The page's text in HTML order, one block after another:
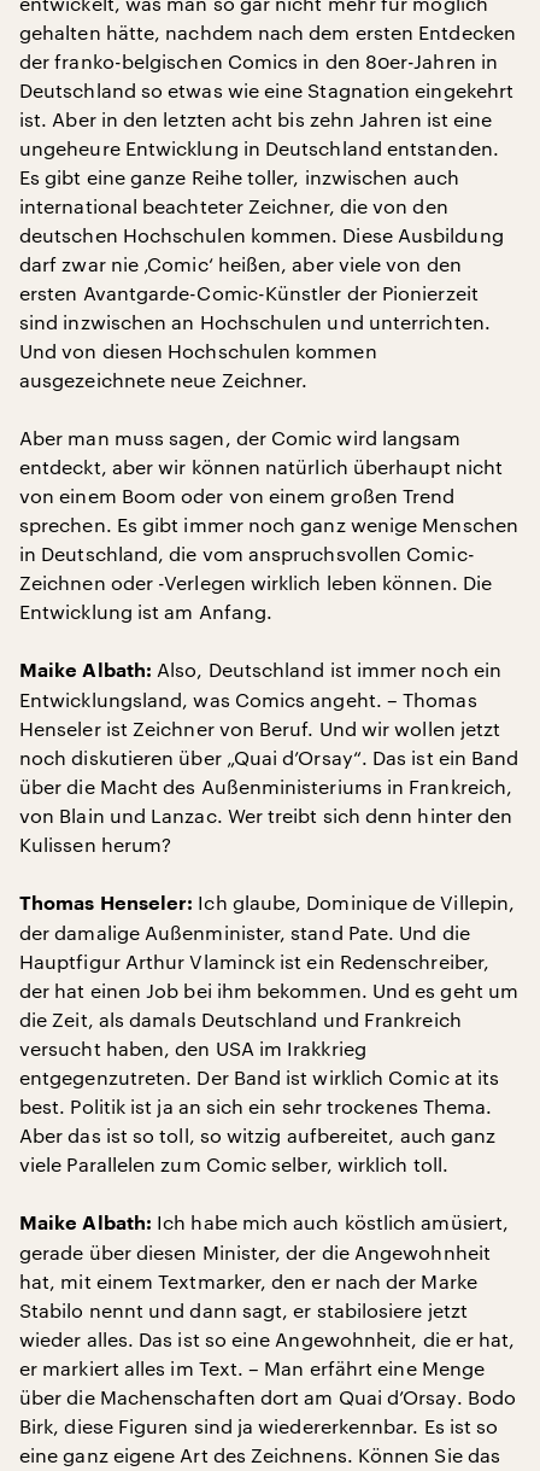
gehalten hätte, nachdem nach dem ersten Entdecken
der franko-belgischen Comics in den 80er-Jahren in
Deutschland so etwas wie eine Stagnation eingekehrt
ist. Aber in den letzten acht bis zehn Jahren ist eine
ungeheure Entwicklung in Deutschland entstanden.
Es gibt eine ganze Reihe toller, inzwischen auch
international beachteter Zeichner, die von den
deutschen Hochschulen kommen. Diese Ausbildung
darf zwar nie ‚Comic‘ heißen, aber viele von den
ersten Avantgarde-Comic-Künstler der Pionierzeit
sind inzwischen an Hochschulen und unterrichten.
Und von diesen Hochschulen kommen
ausgezeichnete neue Zeichner.
Aber man muss sagen, der Comic wird langsam
entdeckt, aber wir können natürlich überhaupt nicht
von einem Boom oder von einem großen Trend
sprechen. Es gibt immer noch ganz wenige Menschen
in Deutschland, die vom anspruchsvollen Comic-
Zeichnen oder -Verlegen wirklich leben können. Die
Entwicklung ist am Anfang.
Maike Albath: Also, Deutschland ist immer noch ein
Entwicklungsland, was Comics angeht. – Thomas
Henseler ist Zeichner von Beruf. Und wir wollen jetzt
noch diskutieren über „Quai d’Orsay“. Das ist ein Band
über die Macht des Außenministeriums in Frankreich,
von Blain und Lanzac. Wer treibt sich denn hinter den
Kulissen herum?
Thomas Henseler: Ich glaube, Dominique de Villepin,
der damalige Außenminister, stand Pate. Und die
Hauptfigur Arthur Vlaminck ist ein Redenschreiber,
der hat einen Job bei ihm bekommen. Und es geht um
die Zeit, als damals Deutschland und Frankreich
versucht haben, den USA im Irakkrieg
entgegenzutreten. Der Band ist wirklich Comic at its
best. Politik ist ja an sich ein sehr trockenes Thema.
Aber das ist so toll, so witzig aufbereitet, auch ganz
viele Parallelen zum Comic selber, wirklich toll.
Maike Albath: Ich habe mich auch köstlich amüsiert,
gerade über diesen Minister, der die Angewohnheit
hat, mit einem Textmarker, den er nach der Marke
Stabilo nennt und dann sagt, er stabilosiere jetzt
wieder alles. Das ist so eine Angewohnheit, die er hat,
er markiert alles im Text. – Man erfährt eine Menge
über die Machenschaften dort am Quai d’Orsay. Bodo
Birk, diese Figuren sind ja wiedererkennbar. Es ist so
eine ganz eigene Art des Zeichnens. Können Sie das